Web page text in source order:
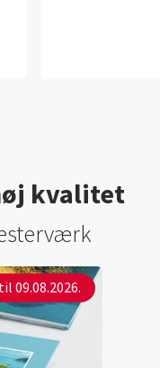
kvalitet
09.08.2026.